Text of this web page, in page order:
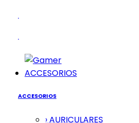
ACCESORIOS
ACCESORIOS
› AURICULARES